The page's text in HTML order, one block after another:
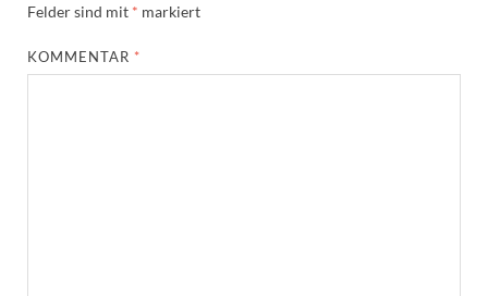
Felder sind mit * markiert
KOMMENTAR *